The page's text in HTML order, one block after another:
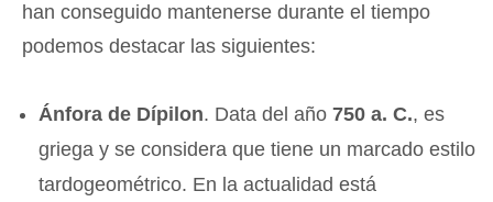
han conseguido mantenerse durante el tiempo
podemos destacar las siguientes:
Ánfora de Dípilon. Data del año750 a. C., es
griega y se considera que tiene un marcado estilo
tardogeométrico. En la actualidad está